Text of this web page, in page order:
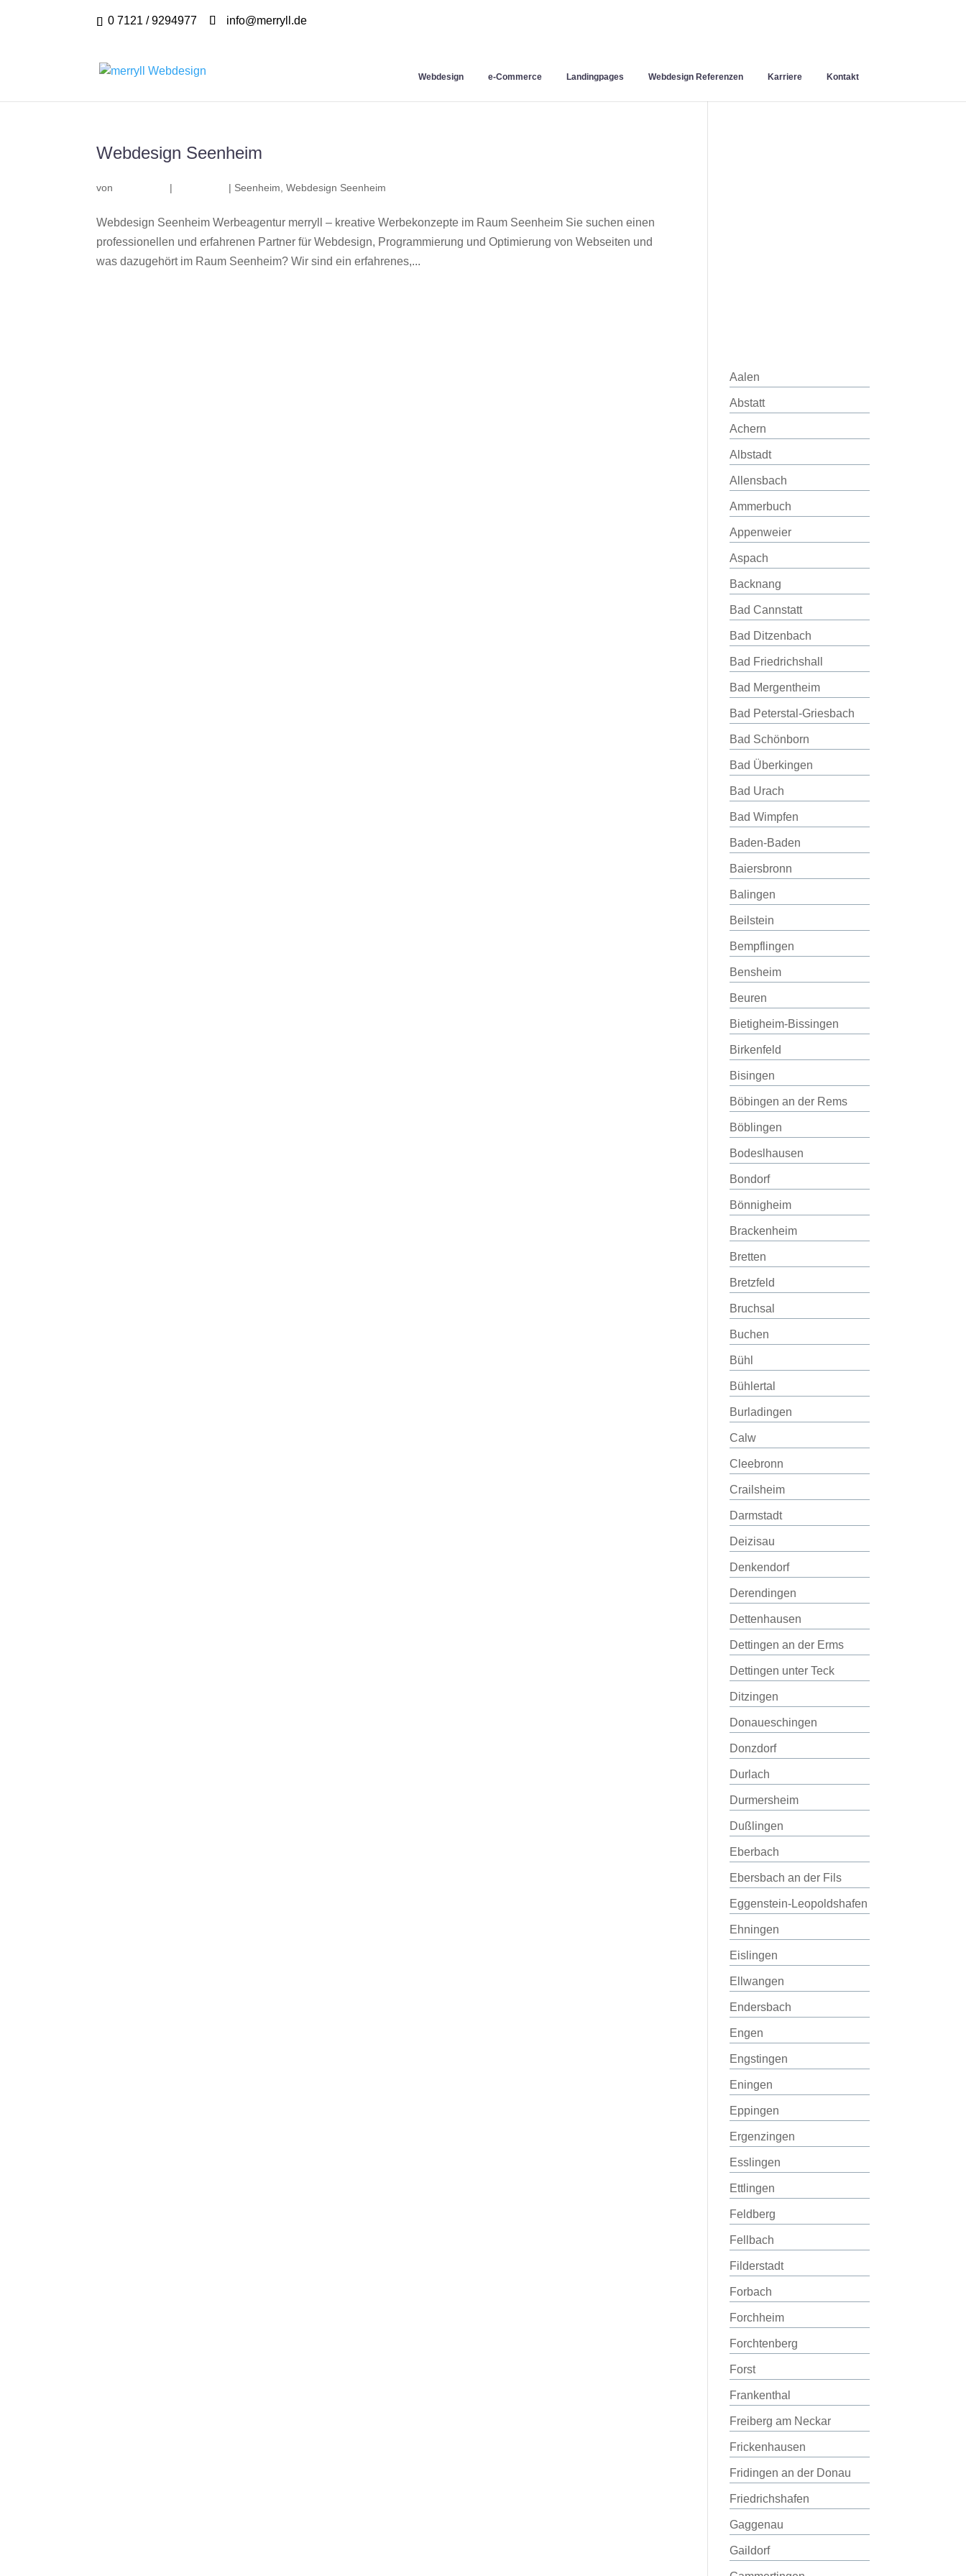
0 7121 / 9294977 info@merryll.de
Webdesign e-Commerce Landingpages Webdesign Referenzen Karriere Kontakt
Webdesign Seenheim
von | | Seenheim ,Webdesign Seenheim
Webdesign Seenheim Werbeagentur merryll – kreative Werbekonzepte im Raum Seenheim Sie suchen einen
professionellen und erfahrenen Partner für Webdesign, Programmierung und Optimierung von Webseiten und
was dazugehört im Raum Seenheim? Wir sind ein erfahrenes,...
Aalen
Abstatt
Achern
Albstadt
Allensbach
Ammerbuch
Appenweier
Aspach
Backnang
Bad Cannstatt
Bad Ditzenbach
Bad Friedrichshall
Bad Mergentheim
Bad Peterstal-Griesbach
Bad Schönborn
Bad Überkingen
Bad Urach
Bad Wimpfen
Baden-Baden
Baiersbronn
Balingen
Beilstein
Bempflingen
Bensheim
Beuren
Bietigheim-Bissingen
Birkenfeld
Bisingen
Böbingen an der Rems
Böblingen
Bodeslhausen
Bondorf
Bönnigheim
Brackenheim
Bretten
Bretzfeld
Bruchsal
Buchen
Bühl
Bühlertal
Burladingen
Calw
Cleebronn
Crailsheim
Darmstadt
Deizisau
Denkendorf
Derendingen
Dettenhausen
Dettingen an der Erms
Dettingen unter Teck
Ditzingen
Donaueschingen
Donzdorf
Durlach
Durmersheim
Dußlingen
Eberbach
Ebersbach an der Fils
Eggenstein-Leopoldshafen
Ehningen
Eislingen
Ellwangen
Endersbach
Engen
Engstingen
Eningen
Eppingen
Ergenzingen
Esslingen
Ettlingen
Feldberg
Fellbach
Filderstadt
Forbach
Forchheim
Forchtenberg
Forst
Frankenthal
Freiberg am Neckar
Frickenhausen
Fridingen an der Donau
Friedrichshafen
Gaggenau
Gaildorf